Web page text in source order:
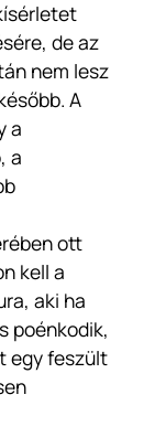
de az
nem lesz
A
a
a
ott
kell a
aki ha
poénkodik,
egy feszült